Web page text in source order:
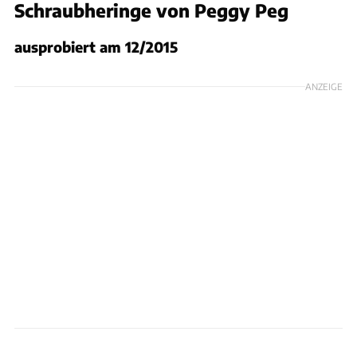
Schraubheringe von Peggy Peg
ausprobiert am 12/2015
ANZEIGE